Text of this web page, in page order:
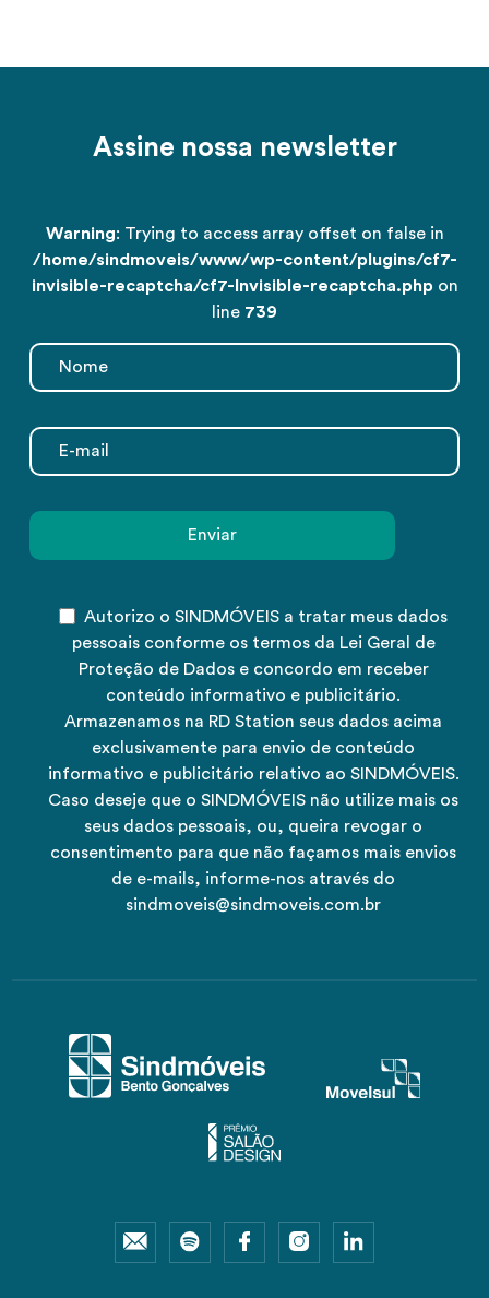
Assine nossa newsletter
Warning: Trying to access array offset on false in
/home/sindmoveis/www/wp-content/plugins/cf7-
invisible-recaptcha/cf7-Invisible-recaptcha.php on
line 739
Autorizo o SINDMÓVEIS a tratar meus dados
pessoais conforme os termos da Lei Geral de
Proteção de Dados e concordo em receber
conteúdo informativo e publicitário.
Armazenamos na RD Station seus dados acima
exclusivamente para envio de conteúdo
informativo e publicitário relativo ao SINDMÓVEIS.
Caso deseje que o SINDMÓVEIS não utilize mais os
seus dados pessoais, ou, queira revogar o
consentimento para que não façamos mais envios
de e-mails, informe-nos através do
sindmoveis@sindmoveis.com.br